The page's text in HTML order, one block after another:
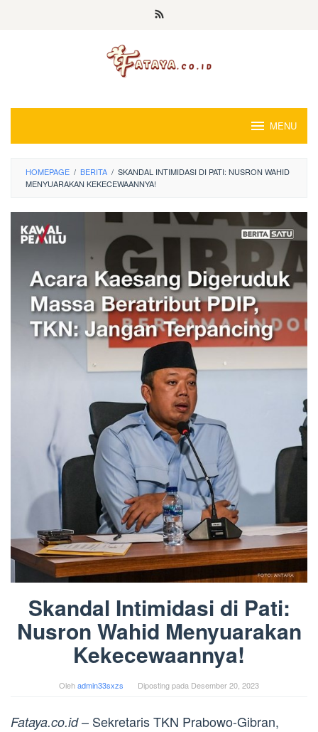
MENU
HOMEPAGE / BERITA / SKANDAL INTIMIDASI DI PATI: NUSRON WAHID
MENYUARAKAN KEKECEWAANNYA!
Skandal Intimidasi di Pati:
Nusron Wahid Menyuarakan
Kekecewaannya!
Olehadmin33sxzs Diposting pada Desember 20, 2023
Fataya.co.id– Sekretaris TKN Prabowo-Gibran,